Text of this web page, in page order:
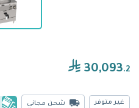
30,093.2
غير متوفر شحن مجاني